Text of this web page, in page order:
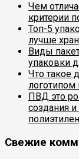
Чем
критерии
Топ-5
лучше
Виды
упаковки
Что такое
ПВД это
создания
Свежие